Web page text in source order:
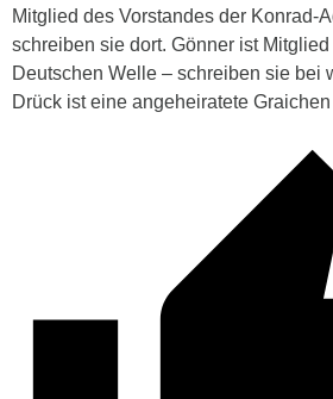
Mitglied des Vorstandes der Konrad-
schreiben sie dort. Gönner ist
Deutschen Welle – schreiben sie bei
Drück ist eine angeheiratete